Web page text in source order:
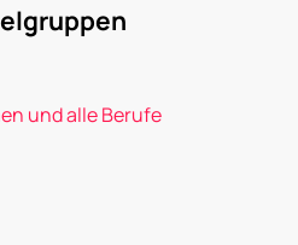
und alle Berufe